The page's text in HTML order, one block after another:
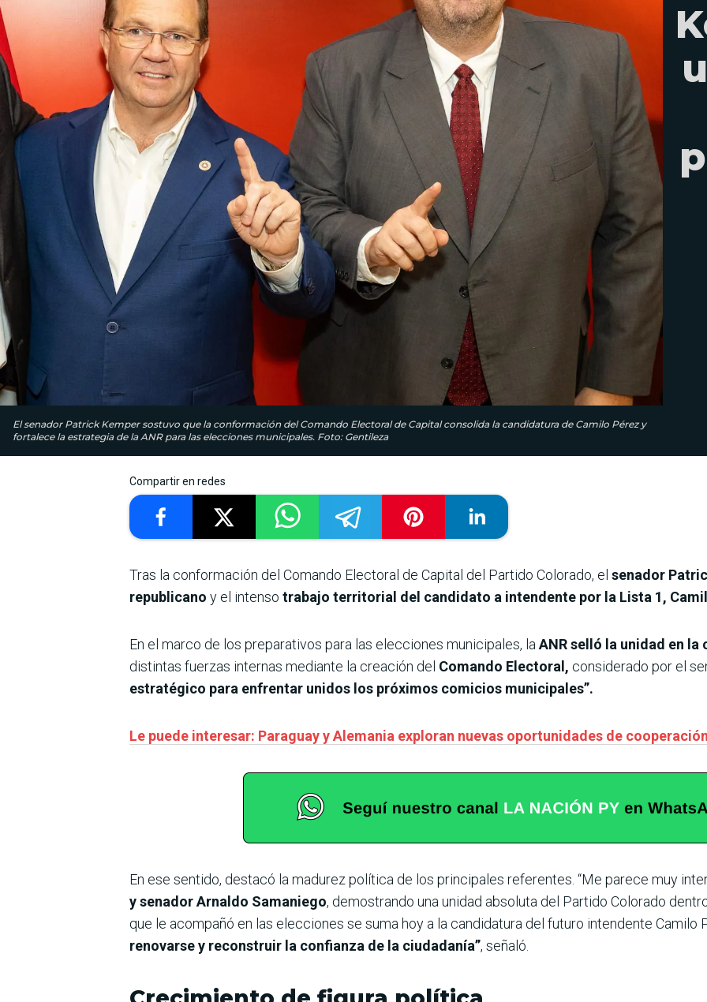
El senador Patrick Kemper sostuvo que la conformación del Comando Electoral de Capital consolida la candidatura de Camilo Pérez y
fortalece la estrategia de la ANR para las elecciones municipales. Foto: Gentileza
Compartir en redes
Tras la conformación del Comando Electoral de Capital del Partido Colorado, el senador
republicano y el intenso trabajo territorial del candidato a intendente por la Lista 1,
En el marco de los preparativos para las elecciones municipales, la ANR selló la unidad en la
distintas fuerzas internas mediante la creación del Comando Electoral, considerado por el
estratégico para enfrentar unidos los próximos comicios municipales”.
Le puede interesar: Paraguay y Alemania exploran nuevas oportunidades de
En ese sentido, destacó la madurez política de los principales referentes. “Me parece muy
y senador Arnaldo Samaniego, demostrando una unidad absoluta del Partido Colorado
que le acompañó en las elecciones se suma hoy a la candidatura del futuro intendente Camilo
renovarse y reconstruir la confianza de la ciudadanía”, señaló.